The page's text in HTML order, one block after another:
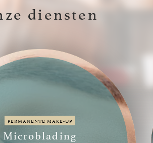
diensten
PERMANENTE MAKE-UP
Lippen